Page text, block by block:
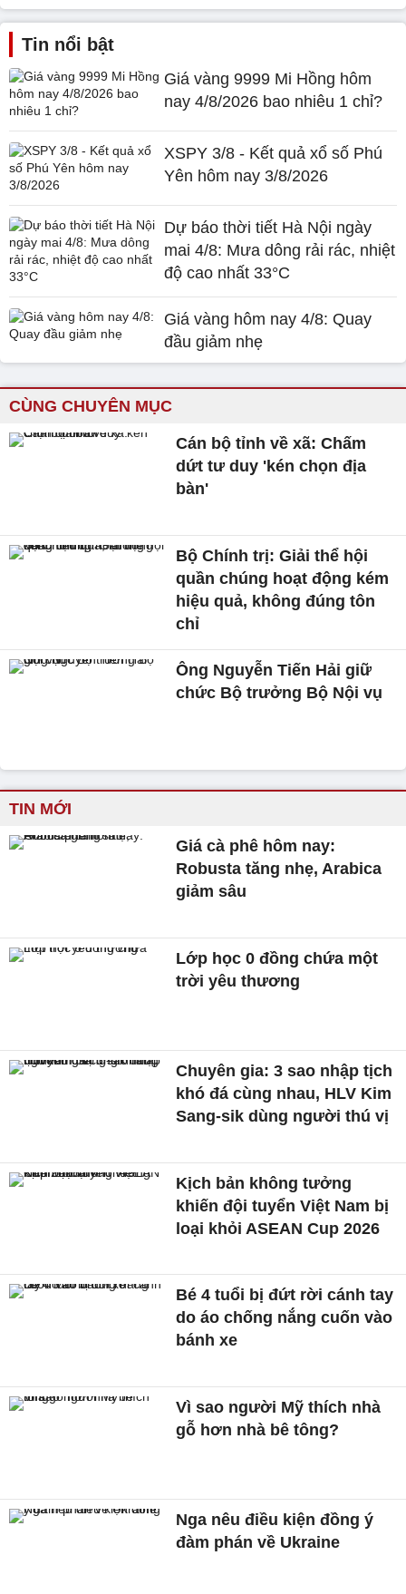
Tin nổi bật
Giá vàng 9999 Mi Hồng hôm
nay 4/8/2026 bao nhiêu 1 chỉ?
XSPY 3/8 - Kết quả xổ số Phú
Yên hôm nay 3/8/2026
Dự báo thời tiết Hà Nội ngày
mai 4/8: Mưa dông rải rác, nhiệt
độ cao nhất 33°C
Giá vàng hôm nay 4/8: Quay
đầu giảm nhẹ
CÙNG CHUYÊN MỤC
Cán bộ tỉnh về xã: Chấm
dứt tư duy 'kén chọn địa
bàn'
Bộ Chính trị: Giải thể hội
quần chúng hoạt động kém
hiệu quả, không đúng tôn
chỉ
Ông Nguyễn Tiến Hải giữ
chức Bộ trưởng Bộ Nội vụ
TIN MỚI
Giá cà phê hôm nay:
Robusta tăng nhẹ, Arabica
giảm sâu
Lớp học 0 đồng chứa một
trời yêu thương
Chuyên gia: 3 sao nhập tịch
khó đá cùng nhau, HLV Kim
Sang-sik dùng người thú vị
Kịch bản không tưởng
khiến đội tuyển Việt Nam bị
loại khỏi ASEAN Cup 2026
Bé 4 tuổi bị đứt rời cánh tay
do áo chống nắng cuốn vào
bánh xe
Vì sao người Mỹ thích nhà
gỗ hơn nhà bê tông?
Nga nêu điều kiện đồng ý
đàm phán về Ukraine